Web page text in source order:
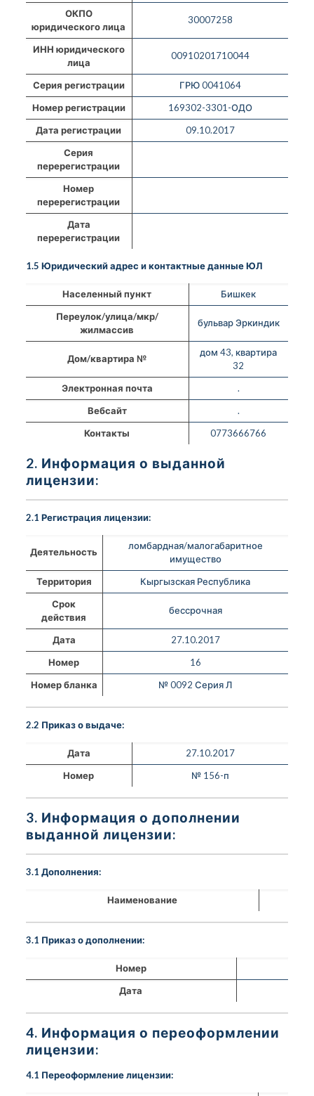
ОКПО
юридического лица
30007258
ИНН юридического
лица
00910201710044
Серия регистрации
ГРЮ 0041064
Номер регистрации
169302-3301-ОДО
Дата регистрации
09.10.2017
Серия
перерегистрации
Номер
перерегистрации
Дата
перерегистрации
1.5 Юридический адрес и контактные данные ЮЛ
Населенный пункт
Бишкек
Переулок/улица/мкр/
жилмассив
бульвар Эркиндик
Дом/квартира №
дом 43, квартира
32
Электронная почта
.
Вебсайт
.
Контакты
0773666766
2. Информация о выданной
лицензии:
2.1 Регистрация лицензии:
Деятельность
ломбардная/малогабаритное
имущество
Территория
Кыргызская Республика
Срок
действия
бессрочная
Дата
27.10.2017
Номер
16
Номер бланка
№ 0092 Серия Л
2.2 Приказ о выдаче:
Дата
27.10.2017
Номер
№ 156-п
3. Информация о дополнении
выданной лицензии:
3.1 Дополнения:
Наименование
3.1 Приказ о дополнении:
Номер
Дата
4. Информация о переоформлении
лицензии:
4.1 Переоформление лицензии: